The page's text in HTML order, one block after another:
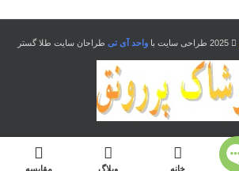
واحد آی تی طراحان سایت طلا گستر
خانه وبلاگ مقایسه